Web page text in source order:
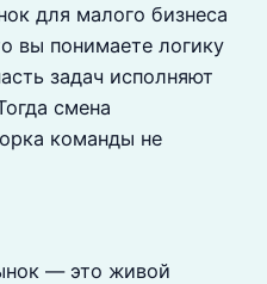
для малого бизнеса
вы понимаете логику
задач исполняют
смена
команды не
— это живой